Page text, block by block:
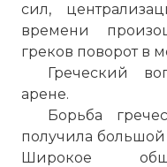
сил,
времени
греков поворот в
Греческий
арене.
Борьба
получила
Широкое